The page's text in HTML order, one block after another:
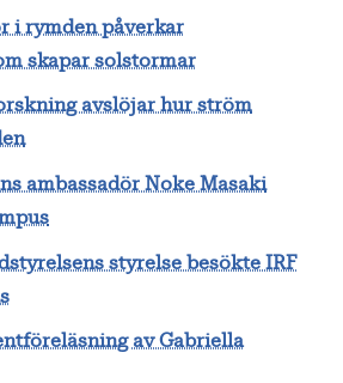
i rymden påverkar
skapar solstormar
avslöjar hur ström
ambassadör Noke Masaki
styrelse besökte IRF
av Gabriella